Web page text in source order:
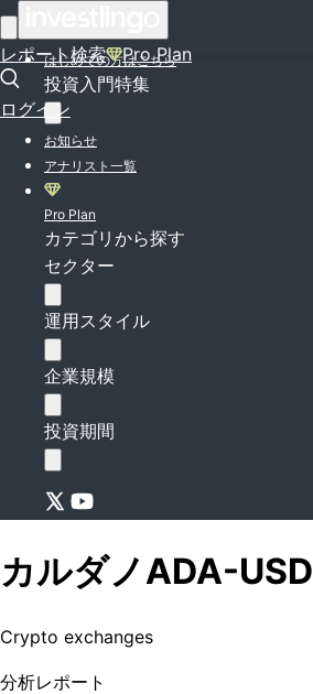
レポート検索 Pro Plan
ログイン
はじめての方はこちら
投資入門特集
お知らせ
アナリスト一覧
Pro Plan
カテゴリから探す
セクター
運用スタイル
企業規模
投資期間
カルダノADA-USD
Crypto exchanges
分析レポート